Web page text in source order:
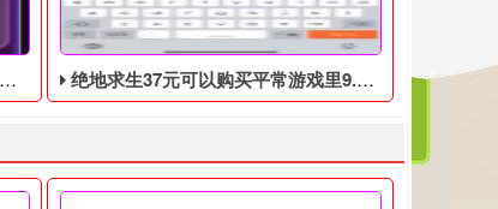
绝地求生37元可以购买平常游戏里9.9美元的DLC礼包